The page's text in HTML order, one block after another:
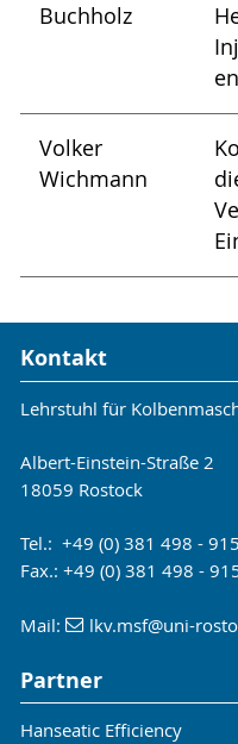
Buchholz
Volker
Wichmann
Kontakt
Lehrstuhl für
Albert-Einstein-Straße 2
18059 Rostock
Tel.: +49 (0) 381 498 -
Fax.: +49 (0) 381 498 -
Mail: lkv.msf@uni-
Partner
Hanseatic Efficiency